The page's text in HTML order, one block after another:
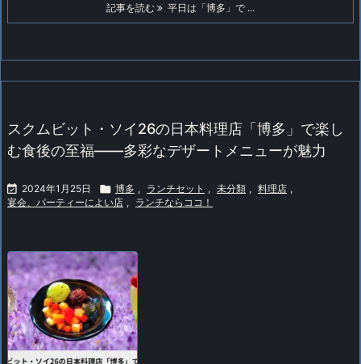
記事を読む 平日は「博多」で ...
スクムビット・ソイ26の日本料理店「博多」で楽し
む食後の至福――多彩なデザートメニューが魅力
 2024年1月25日  博多 , ランチセット , 未分類 , 料理店 ,
宴会、パーティーによい店 , ランチならココ！